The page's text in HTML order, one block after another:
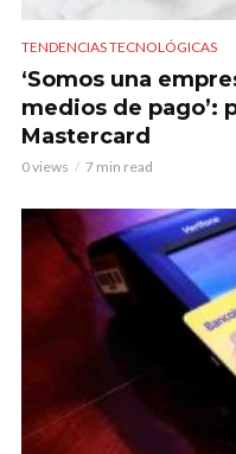
TENDENCIAS TECNOLÓGICAS
‘Somos una
medios de pago’:
Mastercard
0 views 7 min read